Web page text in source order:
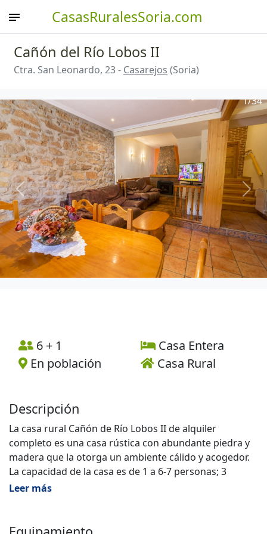
CasasRuralesSoria.com
Cañón del Río Lobos II
Ctra. San Leonardo, 23 - Casarejos (Soria)
Anterior
1/34
6 + 1
Casa Entera
En población
Casa Rural
Descripción
La casa rural Cañón de Río Lobos II de alquiler
completo es una casa rústica con abundante piedra y
madera que la otorga un ambiente cálido y acogedor.
La capacidad de la casa es de 1 a 6-7 personas; 3
habitaciones, con dos baños: uno con ducha y otro con
Se admiten mascotas.
Leer más